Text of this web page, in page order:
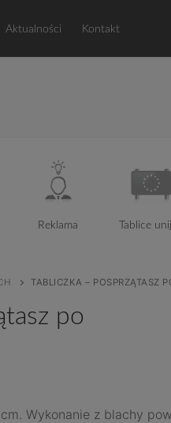
Aktualności Kontakt
Reklama Tablice
TABLICZKA – POSPRZĄTASZ
po
Wykonanie z blachy